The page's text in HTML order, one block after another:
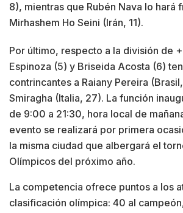
8), mientras que Rubén Nava lo hará
Mirhashem Ho Seini (Irán, 11).
Por último, respecto a la división de
Espinoza (5) y Briseida Acosta (6)
contrincantes a Raiany Pereira
Smiragha (Italia, 27). La función
de 9:00 a 21:30, hora local de
evento se realizará por primera
la misma ciudad que albergará el
Olímpicos del próximo año.
La competencia ofrece puntos a los
clasificación olímpica: 40 al